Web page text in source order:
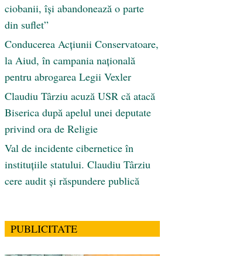
ciobanii, își abandonează o parte
din suflet”
Conducerea Acțiunii Conservatoare,
la Aiud, în campania națională
pentru abrogarea Legii Vexler
Claudiu Târziu acuză USR că atacă
Biserica după apelul unei deputate
privind ora de Religie
Val de incidente cibernetice în
instituțiile statului. Claudiu Târziu
cere audit și răspundere publică
PUBLICITATE